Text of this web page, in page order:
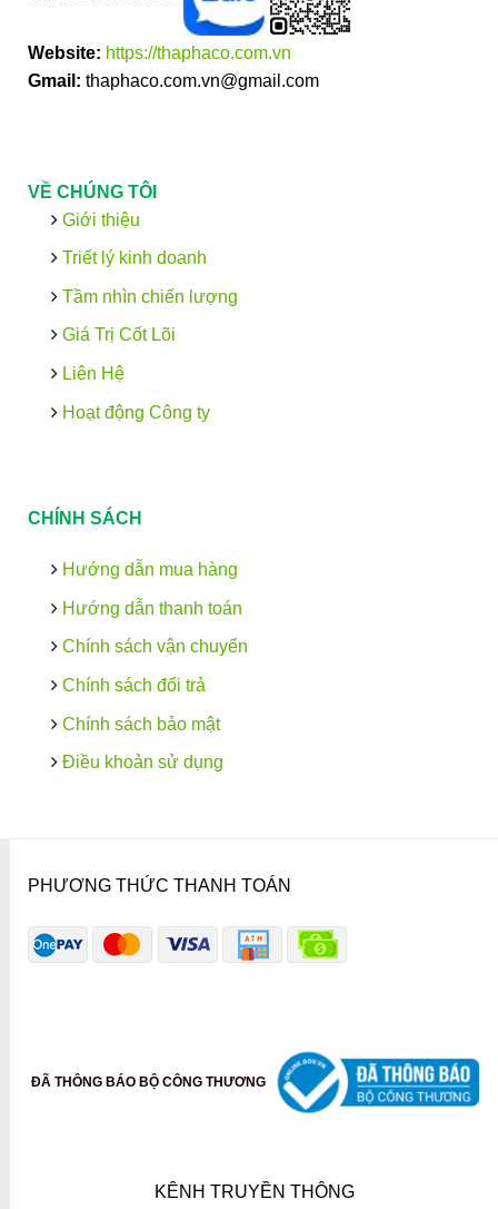
Website: https://thaphaco.com.vn
Gmail: thaphaco.com.vn@gmail.com
VỀ CHÚNG TÔI
Giới thiệu
Triết lý kinh doanh
Tầm nhìn chiến lượng
Giá Trị Cốt Lõi
Liên Hệ
Hoạt động Công ty
CHÍNH SÁCH
Hướng dẫn mua hàng
Hướng dẫn thanh toán
Chính sách vận chuyển
Chính sách đổi trả
Chính sách bảo mật
Điều khoản sử dụng
PHƯƠNG THỨC THANH TOÁN
ĐÃ THÔNG BÁO BỘ CÔNG THƯƠNG
KÊNH TRUYỀN THÔNG